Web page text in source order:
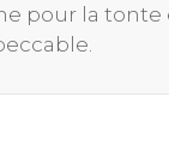
pour la tonte